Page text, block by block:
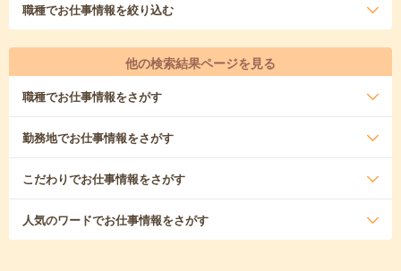
職種でお仕事情報を絞り込む
他の検索結果ページを見る
職種でお仕事情報をさがす
勤務地でお仕事情報をさがす
こだわりでお仕事情報をさがす
人気のワードでお仕事情報をさがす